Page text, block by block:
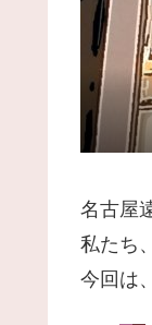
名古屋
私たち
今回は